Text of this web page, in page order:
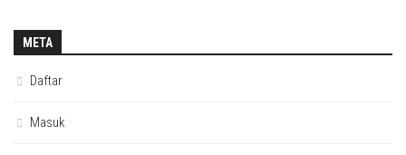
META
Daftar
Masuk